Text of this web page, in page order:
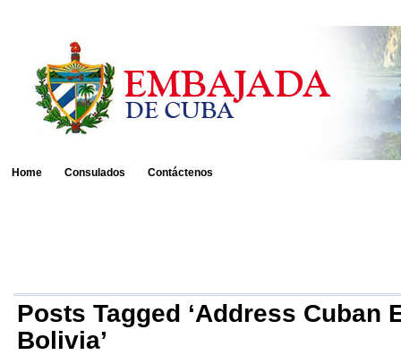
Home Consulados Contáctenos
Posts Tagged ‘Address Cuban
Bolivia’